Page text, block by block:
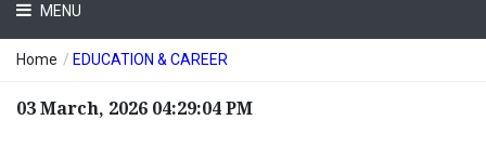
MENU
Home / EDUCATION & CAREER
03 March, 2026 04:29:04 PM